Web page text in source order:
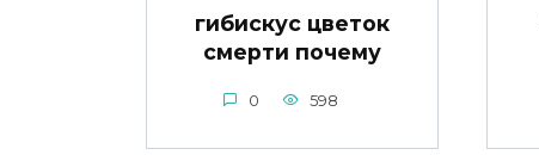
гибискус цветок
смерти почему
0 598